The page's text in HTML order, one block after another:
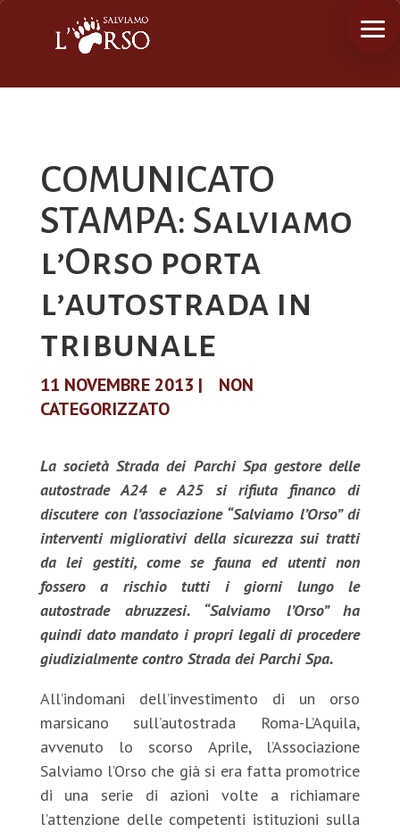
COMUNICATO
STAMPA: Salviamo
l’Orso porta
l’autostrada in
tribunale
11 NOVEMBRE 2013 |
NON
CATEGORIZZATO
La società Strada dei Parchi Spa gestore delle
autostrade A24 e A25 si rifiuta financo di
discutere con l’associazione “Salviamo l’Orso” di
interventi migliorativi della sicurezza sui tratti
da lei gestiti, come se fauna ed utenti non
fossero a rischio tutti i giorni lungo le
autostrade abruzzesi. “Salviamo l’Orso” ha
quindi dato mandato i propri legali di procedere
giudizialmente contro Strada dei Parchi Spa.
All’indomani dell’investimento di un orso
marsicano sull’autostrada Roma-L’Aquila,
avvenuto lo scorso Aprile, l’Associazione
Salviamo l’Orso che già si era fatta promotrice
di una serie di azioni volte a richiamare
l’attenzione delle competenti istituzioni sulla